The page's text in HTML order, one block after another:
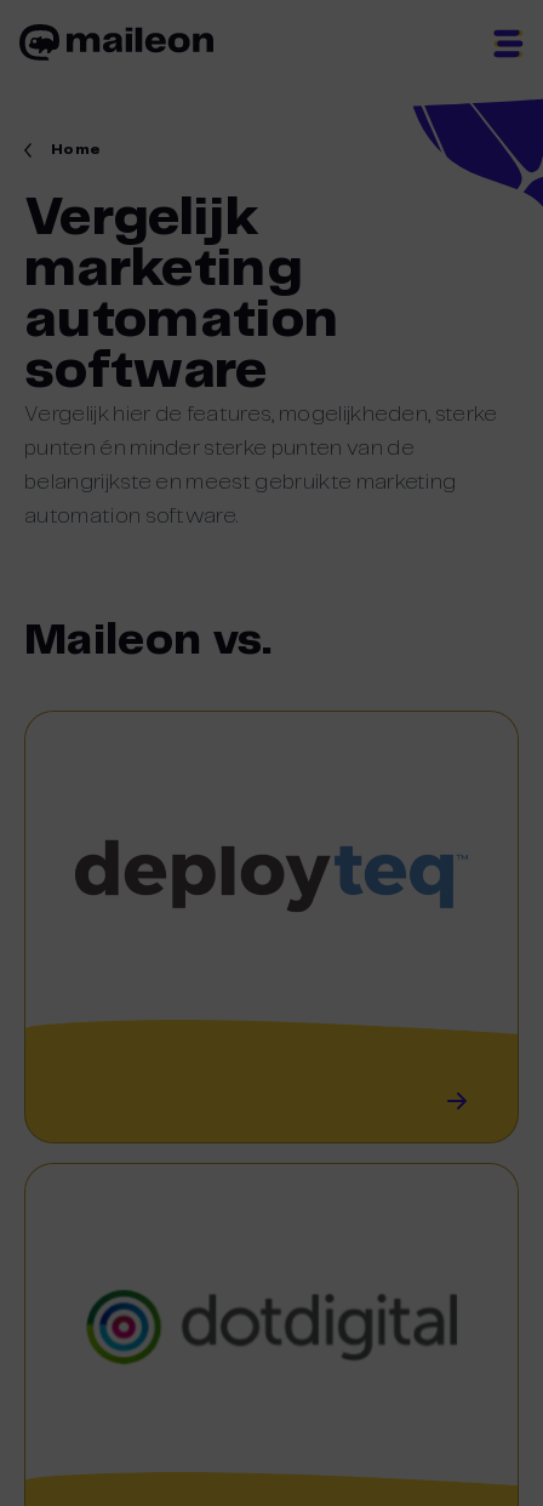
Home
Vergelijk
marketing
automation
software
Vergelijk hier de features, mogelijkheden, sterke
punten én minder sterke punten van de
belangrijkste en meest gebruikte marketing
automation software.
Maileon vs.